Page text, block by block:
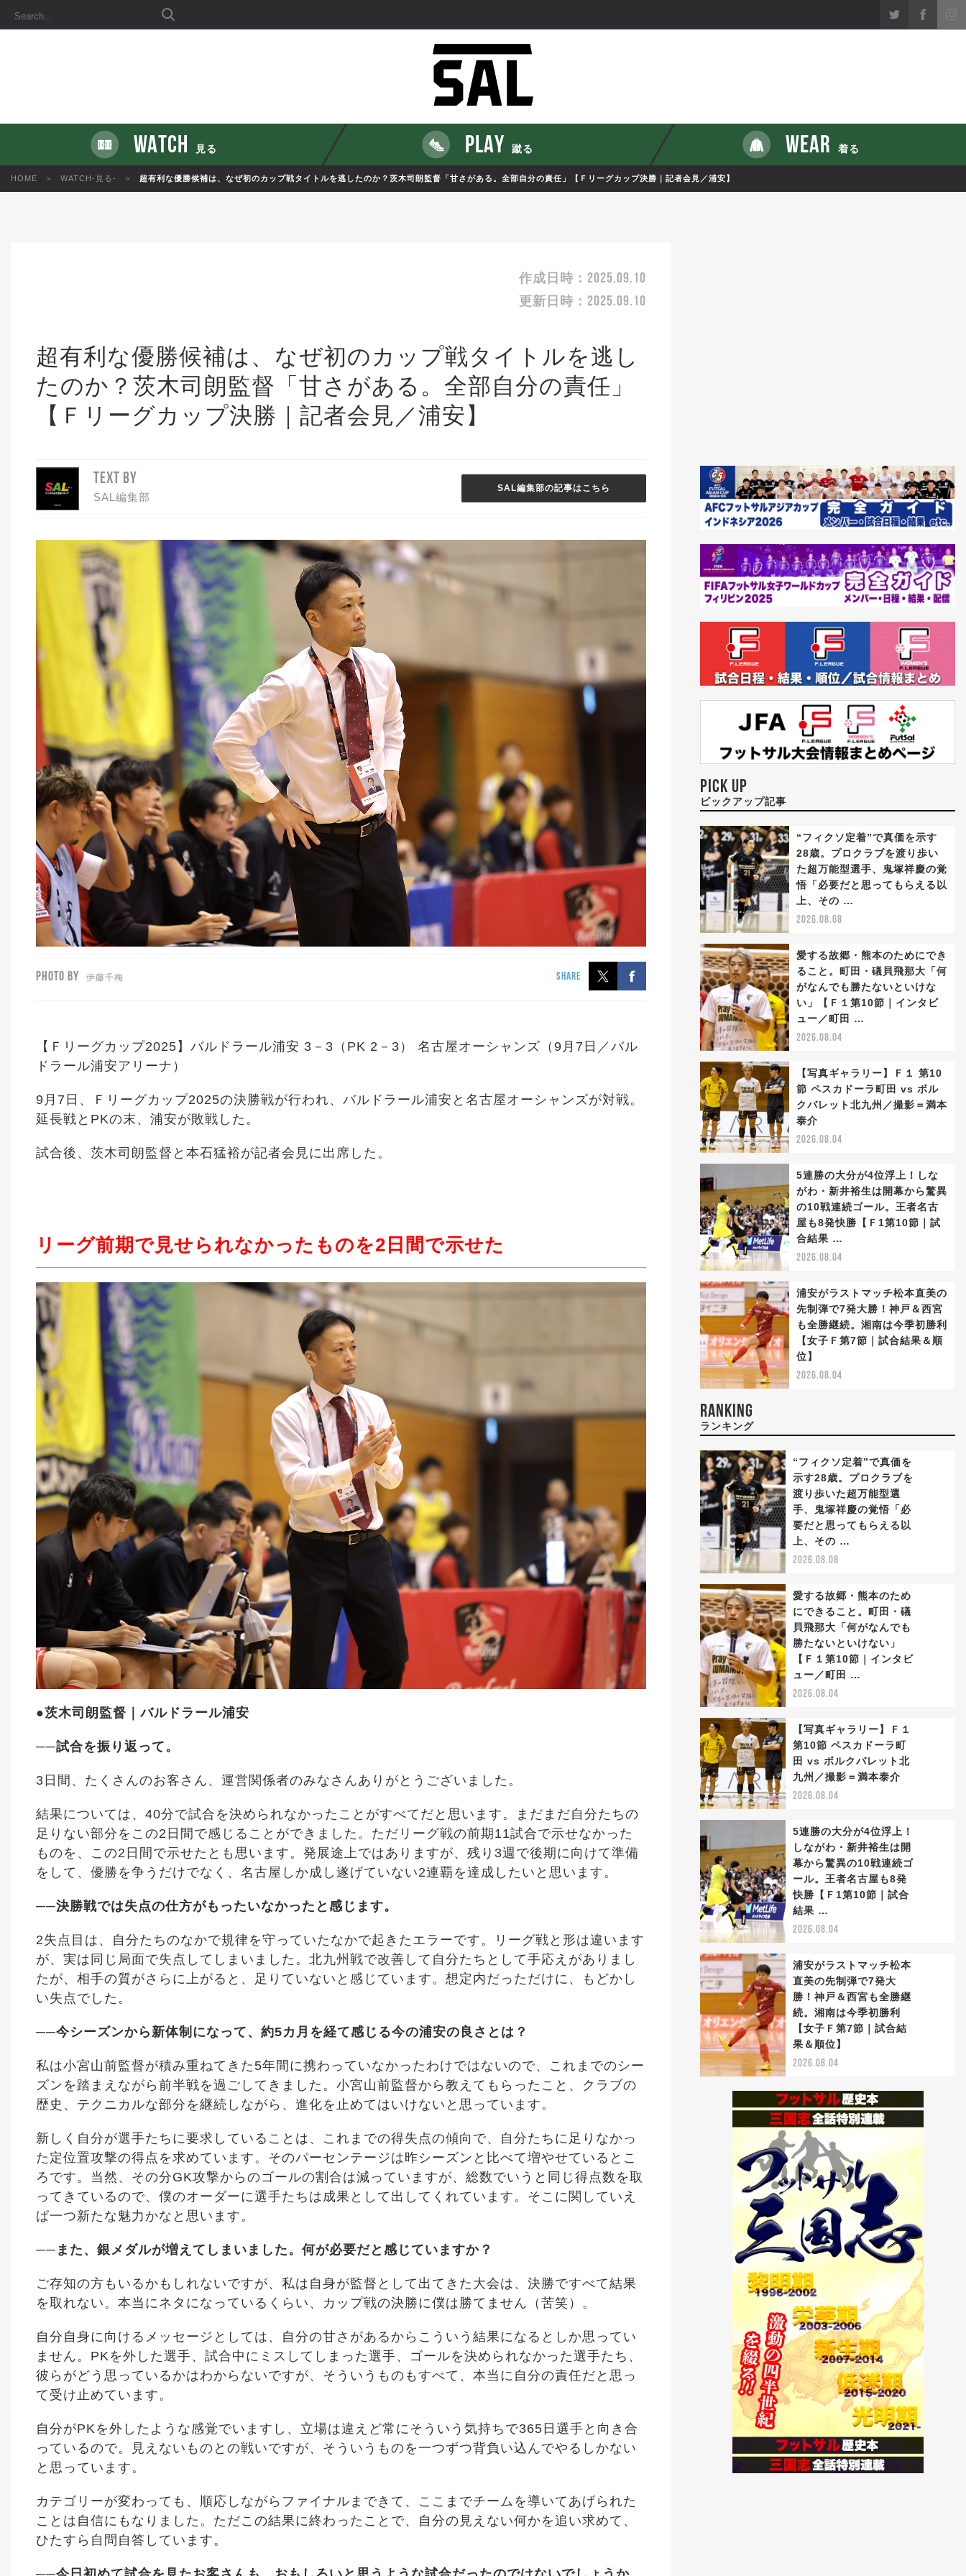
WATCH 見る PLAY 蹴る WEAR 着る
HOME WATCH-見る- 超有利な優勝候補は、なぜ初のカップ戦タイトルを逃したのか？茨木司朗監督「甘さがある。全部自分の責任」【Ｆリーグカップ決勝｜記者会見／浦安】
作成日時： 2025.09.10
更新日時： 2025.09.10
超有利な優勝候補は、なぜ初のカップ戦タイトルを逃し
たのか？茨木司朗監督「甘さがある。全部自分の責任」
【Ｆリーグカップ決勝｜記者会見／浦安】
TEXT BY
SAL編集部
SAL編集部の記事はこちら
PHOTO BY 伊藤千梅 SHARE
【Ｆリーグカップ2025】バルドラール浦安 3－3（PK 2－3） 名古屋オーシャンズ（9月7日／バル
ドラール浦安アリーナ）
9月7日、Ｆリーグカップ2025の決勝戦が行われ、バルドラール浦安と名古屋オーシャンズが対戦。
延長戦とPKの末、浦安が敗戦した。
試合後、茨木司朗監督と本石猛裕が記者会見に出席した。
リーグ前期で見せられなかったものを2日間で示せた
●茨木司朗監督｜バルドラール浦安
──試合を振り返って。
3日間、たくさんのお客さん、運営関係者のみなさんありがとうございました。
結果については、40分で試合を決められなかったことがすべてだと思います。まだまだ自分たちの
足りない部分をこの2日間で感じることができました。ただリーグ戦の前期11試合で示せなかった
ものを、この2日間で示せたとも思います。発展途上ではありますが、残り3週で後期に向けて準備
をして、優勝を争うだけでなく、名古屋しか成し遂げていない2連覇を達成したいと思います。
──決勝戦では失点の仕方がもったいなかったと感じます。
2失点目は、自分たちのなかで規律を守っていたなかで起きたエラーです。リーグ戦と形は違います
が、実は同じ局面で失点してしまいました。北九州戦で改善して自分たちとして手応えがありまし
たが、相手の質がさらに上がると、足りていないと感じています。想定内だっただけに、もどかし
い失点でした。
──今シーズンから新体制になって、約5カ月を経て感じる今の浦安の良さとは？
私は小宮山前監督が積み重ねてきた5年間に携わっていなかったわけではないので、これまでのシー
ズンを踏まえながら前半戦を過ごしてきました。小宮山前監督から教えてもらったこと、クラブの
歴史、テクニカルな部分を継続しながら、進化を止めてはいけないと思っています。
新しく自分が選手たちに要求していることは、これまでの得失点の傾向で、自分たちに足りなかっ
た定位置攻撃の得点を求めています。そのパーセンテージは昨シーズンと比べて増やせているとこ
ろです。当然、その分GK攻撃からのゴールの割合は減っていますが、総数でいうと同じ得点数を取
ってきているので、僕のオーダーに選手たちは成果として出してくれています。そこに関していえ
ば一つ新たな魅力かなと思います。
──また、銀メダルが増えてしまいました。何が必要だと感じていますか？
ご存知の方もいるかもしれないですが、私は自身が監督として出てきた大会は、決勝ですべて結果
を取れない。本当にネタになっているくらい、カップ戦の決勝に僕は勝てません（苦笑）。
自分自身に向けるメッセージとしては、自分の甘さがあるからこういう結果になるとしか思ってい
ません。PKを外した選手、試合中にミスしてしまった選手、ゴールを決められなかった選手たち、
彼らがどう思っているかはわからないですが、そういうものもすべて、本当に自分の責任だと思っ
て受け止めています。
自分がPKを外したような感覚でいますし、立場は違えど常にそういう気持ちで365日選手と向き合
っているので。見えないものとの戦いですが、そういうものを一つずつ背負い込んでやるしかない
と思っています。
カテゴリーが変わっても、順応しながらファイナルまできて、ここまでチームを導いてあげられた
ことは自信にもなりました。ただこの結果に終わったことで、自分の見えない何かを追い求めて、
ひたすら自問自答しています。
PICK UP
ピックアップ記事
“フィクソ定着”で真価を示す
28歳。プロクラブを渡り歩い
た超万能型選手、鬼塚祥慶の覚
悟「必要だと思ってもらえる以
上、その …
2026.08.08
愛する故郷・熊本のためにでき
ること。町田・礒貝飛那大「何
がなんでも勝たないといけな
い」【Ｆ１第10節｜インタビ
ュー／町田 …
2026.08.04
【写真ギャラリー】Ｆ１ 第10
節 ペスカドーラ町田 vs ボル
クバレット北九州／撮影＝満本
泰介
2026.08.04
5連勝の大分が4位浮上！しな
がわ・新井裕生は開幕から驚異
の10戦連続ゴール。王者名古
屋も8発快勝【Ｆ1第10節｜試
合結果 …
2026.08.04
浦安がラストマッチ松本直美の
先制弾で7発大勝！神戸＆西宮
も全勝継続。湘南は今季初勝利
【女子Ｆ第7節｜試合結果＆順
位】
2026.08.04
RANKING
ランキング
“フィクソ定着”で真価を
示す28歳。プロクラブを
渡り歩いた超万能型選
手、鬼塚祥慶の覚悟「必
要だと思ってもらえる以
上、その …
2026.08.08
愛する故郷・熊本のため
にできること。町田・礒
貝飛那大「何がなんでも
勝たないといけない」
【Ｆ１第10節｜インタビ
ュー／町田 …
2026.08.04
【写真ギャラリー】Ｆ１
第10節 ペスカドーラ町
田 vs ボルクバレット北
九州／撮影＝満本泰介
2026.08.04
5連勝の大分が4位浮上！
しながわ・新井裕生は開
幕から驚異の10戦連続ゴ
ール。王者名古屋も8発
快勝【Ｆ1第10節｜試合
結果 …
2026.08.04
浦安がラストマッチ松本
直美の先制弾で7発大
勝！神戸＆西宮も全勝継
続。湘南は今季初勝利
【女子Ｆ第7節｜試合結
果＆順位】
2026.08.04